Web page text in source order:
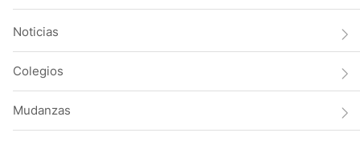
Noticias
Colegios
Mudanzas